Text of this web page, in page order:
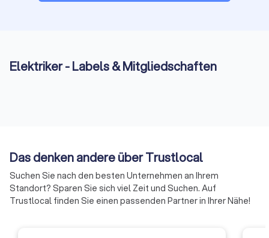
von unserem umfangreichen Netzwerk an Fachleuten in Ihrer
Region.
Elektriker - Labels & Mitgliedschaften
Das denken andere über Trustlocal
Suchen Sie nach den besten Unternehmen an Ihrem
Standort? Sparen Sie sich viel Zeit und Suchen. Auf
Trustlocal finden Sie einen passenden Partner in Ihrer Nähe!